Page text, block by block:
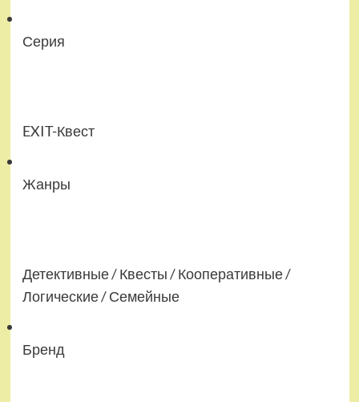
Серия
EXIT-Квест
Жанры
Детективные / Квесты / Кооперативные /
Логические / Семейные
Бренд